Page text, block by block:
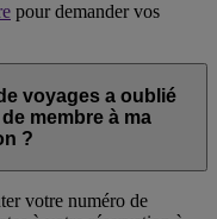
pour demander vos
voyages a oublié
membre à ma
?
votre numéro de